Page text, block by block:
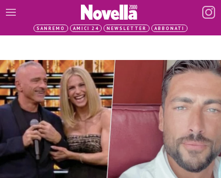
SANREMO AMICI 24 NEWSLETTER ABBONATI